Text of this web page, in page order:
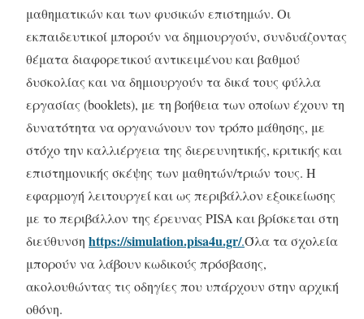
μαθηματικών και των φυσικών επιστημών. Οι
εκπαιδευτικοί μπορούν να δημιουργούν, συνδυάζοντας
θέματα διαφορετικού αντικειμένου και βαθμού
δυσκολίας και να δημιουργούν τα δικά τους φύλλα
εργασίας (booklets), με τη βοήθεια των οποίων έχουν τη
δυνατότητα να οργανώνουν τον τρόπο μάθησης, με
στόχο την καλλιέργεια της διερευνητικής, κριτικής και
επιστημονικής σκέψης των μαθητών/τριών τους. Η
εφαρμογή λειτουργεί και ως περιβάλλον εξοικείωσης
με το περιβάλλον της έρευνας PISA και βρίσκεται στη
διεύθυνση https://simulation.pisa4u.gr/.Όλα τα σχολεία
μπορούν να λάβουν κωδικούς πρόσβασης,
ακολουθώντας τις οδηγίες που υπάρχουν στην αρχική
οθόνη.